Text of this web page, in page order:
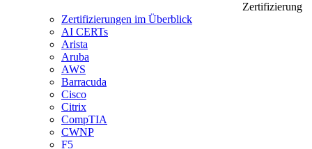
Zertifizierung
Zertifizierungen im Überblick
AI CERTs
Arista
Aruba
AWS
Barracuda
Cisco
Citrix
CompTIA
CWNP
F5